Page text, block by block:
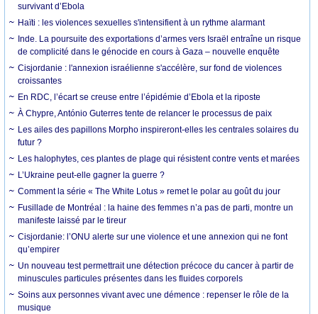
survivant d’Ebola
Haïti : les violences sexuelles s'intensifient à un rythme alarmant
Inde. La poursuite des exportations d’armes vers Israël entraîne un risque
de complicité dans le génocide en cours à Gaza – nouvelle enquête
Cisjordanie : l'annexion israélienne s'accélère, sur fond de violences
croissantes
En RDC, l’écart se creuse entre l’épidémie d’Ebola et la riposte
À Chypre, António Guterres tente de relancer le processus de paix
Les ailes des papillons Morpho inspireront-elles les centrales solaires du
futur ?
Les halophytes, ces plantes de plage qui résistent contre vents et marées
L’Ukraine peut-elle gagner la guerre ?
Comment la série « The White Lotus » remet le polar au goût du jour
Fusillade de Montréal : la haine des femmes n’a pas de parti, montre un
manifeste laissé par le tireur
Cisjordanie: l’ONU alerte sur une violence et une annexion qui ne font
qu’empirer
Un nouveau test permettrait une détection précoce du cancer à partir de
minuscules particules présentes dans les fluides corporels
Soins aux personnes vivant avec une démence : repenser le rôle de la
musique